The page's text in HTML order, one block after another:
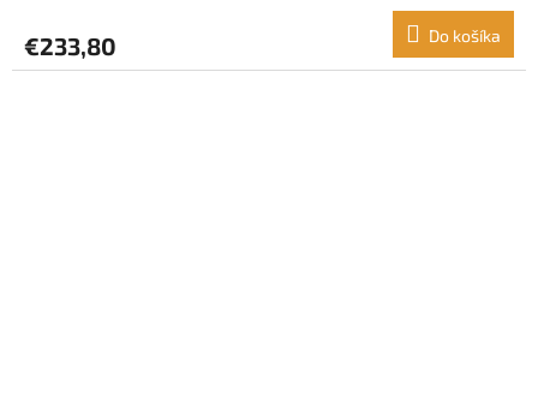
€233,80 Do košíka